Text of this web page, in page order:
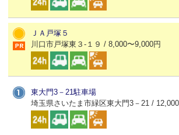
ＪＡ戸塚５
川口市戸塚東３-１９ / 8,000〜9,000円
東大門3－21駐車場
埼玉県さいたま市緑区東大門3－21 /